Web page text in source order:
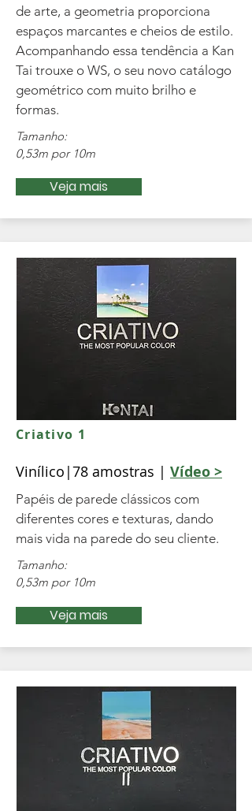
de arte, a geometria proporciona
espaços marcantes e cheios de estilo.
Acompanhando essa tendência a Kan
Tai trouxe o WS, o seu novo catálogo
geométrico com muito brilho e
formas.
Tamanho:
0,53m por 10m
Veja mais
Criativo 1
Vinílico|78 amostras | Vídeo >
Papéis de parede clássicos com
diferentes cores e texturas, dando
mais vida na parede do seu cliente.
Tamanho:
0,53m por 10m
Veja mais